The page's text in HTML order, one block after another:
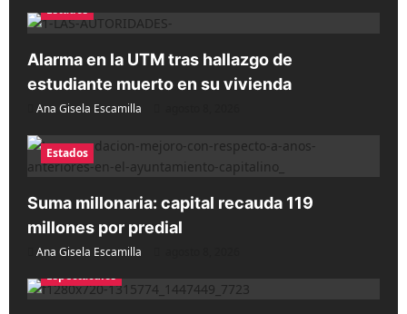
Estados
Alarma en la UTM tras hallazgo de
estudiante muerto en su vivienda
Ana Gisela Escamilla
Estados
Suma millonaria: capital recauda 119
millones por predial
Ana Gisela Escamilla
Espectáculos